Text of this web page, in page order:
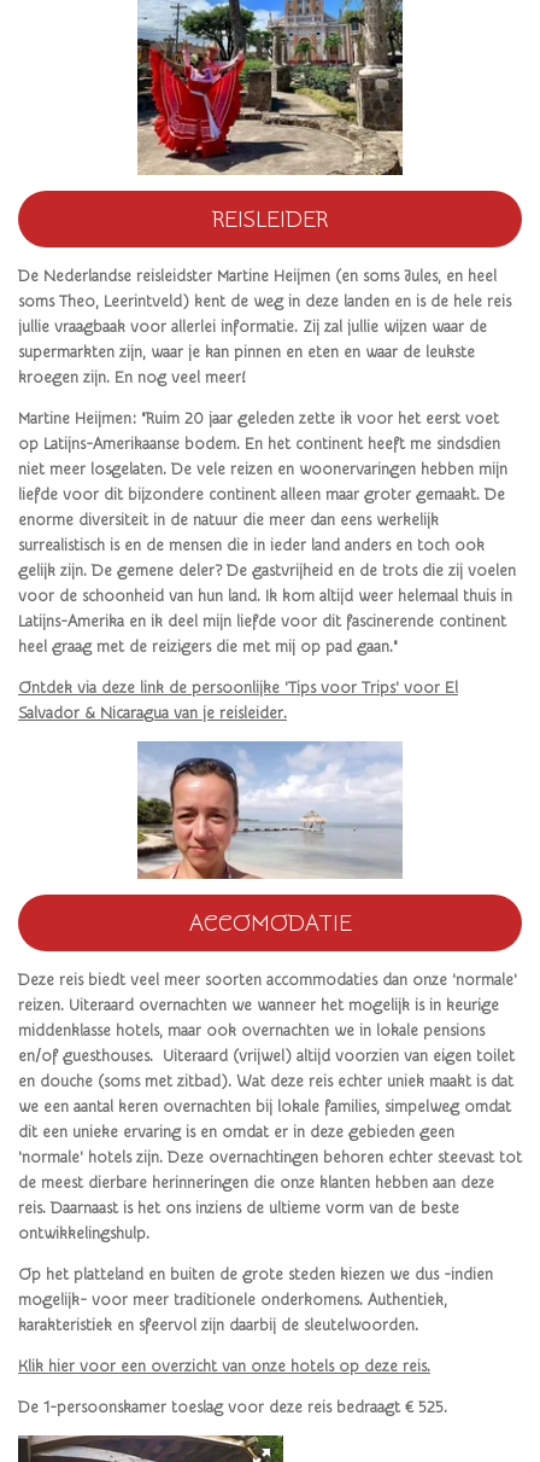
REISLEIDER
De Nederlandse reisleidster Martine Heijmen (en soms Jules, en heel
soms Theo, Leerintveld) kent de weg in deze landen en is de hele reis
jullie vraagbaak voor allerlei informatie. Zij zal jullie wijzen waar de
supermarkten zijn, waar je kan pinnen en eten en waar de leukste
kroegen zijn. En nog veel meer!
Martine Heijmen: "Ruim 20 jaar geleden zette ik voor het eerst voet
op Latijns-Amerikaanse bodem. En het continent heeft me sindsdien
niet meer losgelaten. De vele reizen en woonervaringen hebben mijn
liefde voor dit bijzondere continent alleen maar groter gemaakt. De
enorme diversiteit in de natuur die meer dan eens werkelijk
surrealistisch is en de mensen die in ieder land anders en toch ook
gelijk zijn. De gemene deler? De gastvrijheid en de trots die zij voelen
voor de schoonheid van hun land. Ik kom altijd weer helemaal thuis in
Latijns-Amerika en ik deel mijn liefde voor dit fascinerende continent
heel graag met de reizigers die met mij op pad gaan."
Ontdek via deze link de persoonlijke 'Tips voor Trips' voor El
Salvador & Nicaragua van je reisleider.
ACCOMODATIE
Deze reis biedt veel meer soorten accommodaties dan onze 'normale'
reizen. Uiteraard overnachten we wanneer het mogelijk is in keurige
middenklasse hotels, maar ook overnachten we in lokale pensions
en/of guesthouses. Uiteraard (vrijwel) altijd voorzien van eigen toilet
en douche (soms met zitbad). Wat deze reis echter uniek maakt is dat
we een aantal keren overnachten bij lokale families, simpelweg omdat
dit een unieke ervaring is en omdat er in deze gebieden geen
'normale' hotels zijn. Deze overnachtingen behoren echter steevast tot
de meest dierbare herinneringen die onze klanten hebben aan deze
reis. Daarnaast is het ons inziens de ultieme vorm van de beste
ontwikkelingshulp.
Op het platteland en buiten de grote steden kiezen we dus -indien
mogelijk- voor meer traditionele onderkomens. Authentiek,
karakteristiek en sfeervol zijn daarbij de sleutelwoorden.
Klik hier voor een overzicht van onze hotels op deze reis.
De 1-persoonskamer toeslag voor deze reis bedraagt € 525.